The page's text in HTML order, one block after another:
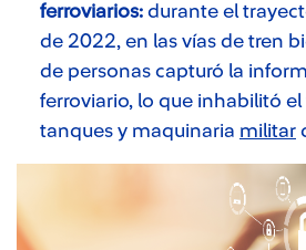
ferroviarios: durante el
de 2022, en las vías de tren
de personas capturó la
ferroviario, lo que inhabilitó
tanques y maquinaria militar